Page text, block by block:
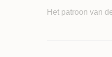
Het patroon van